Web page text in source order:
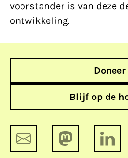
voorstander is van deze
ontwikkeling.
Doneer
Blijf op de